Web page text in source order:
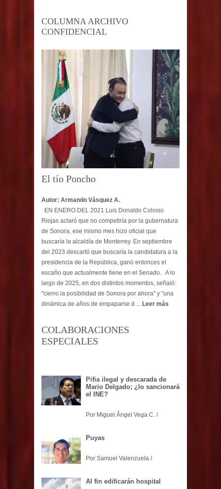
COLUMNA ARCHIVO
CONFIDENCIAL
El tío Poncho
Autor: Armando Vásquez A.
EN ENERO DEL 2021 Luis Donaldo Colosio
Riojas aclaró que no competiría por la gubernatura
de Sonora, ese mismo mes hizo oficial que
buscaría la alcaldía de Monterrey. En septiembre
del 2023 descartó que buscaría la candidatura a la
presidencia de la República, ganó entonces el
escaño que actualmente tiene en el Senado. A lo
largo de 2025, en dos distintos momentos, señaló:
"cierro la posibilidad de Sonora por ahora" y "una
dinámica de años de empaparse d ... Leer más
COLABORACIONES
ESPECIALES
Pifia ilegal y descarada de
Mario Delgado; ¿lo sancionará
el INE?
Por Miguel Ãngel Vega C. /
Puyas
Por Samuel Valenzuela /
Al fin edificarán hospital